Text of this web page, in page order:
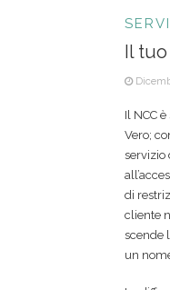
Il tuo
Il NCC
Vero;
servizio
di
cliente
scende
un